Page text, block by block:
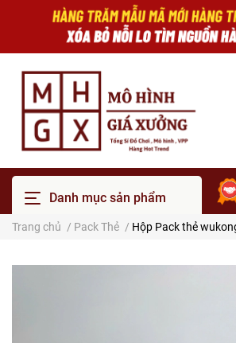
Danh mục sản phẩm
Trang chủ / Pack Thẻ / Hộp Pack thẻ